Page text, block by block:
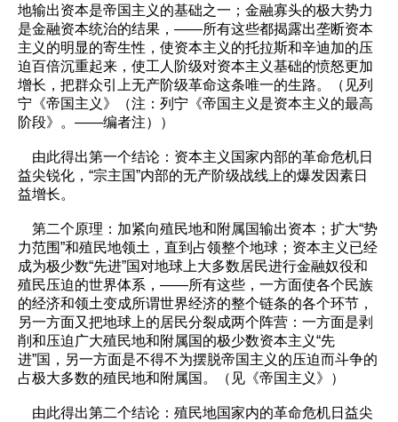
地输出资本是帝国主义的基础之一；金融寡头的极大势力
是金融资本统治的结果，——所有这些都揭露出垄断资本
主义的明显的寄生性，使资本主义的托拉斯和辛迪加的压
迫百倍沉重起来，使工人阶级对资本主义基础的愤怒更加
增长，把群众引上无产阶级革命这条唯一的生路。（见列
宁《帝国主义》（注：列宁《帝国主义是资本主义的最高
阶段》。——编者注））
由此得出第一个结论：资本主义国家内部的革命危机日
益尖锐化，“宗主国”内部的无产阶级战线上的爆发因素日
益增长。
第二个原理：加紧向殖民地和附属国输出资本；扩大“势
力范围”和殖民地领土，直到占领整个地球；资本主义已经
成为极少数“先进”国对地球上大多数居民进行金融奴役和
殖民压迫的世界体系，——所有这些，一方面使各个民族
的经济和领土变成所谓世界经济的整个链条的各个环节，
另一方面又把地球上的居民分裂成两个阵营：一方面是剥
削和压迫广大殖民地和附属国的极少数资本主义“先
进”国，另一方面是不得不为摆脱帝国主义的压迫而斗争的
占极大多数的殖民地和附属国。（见《帝国主义》）
由此得出第二个结论：殖民地国家内的革命危机日益尖